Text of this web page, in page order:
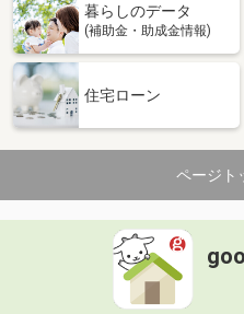
間取り
滋賀県甲賀市甲賀町大原中
住 所
滋賀
専有面積
間取り
1LDK
滋賀県大津市下阪本３
価 格
住 所
滋賀
暮らしのデータ
(補助金・助成金情報)
住宅ローン
ページト